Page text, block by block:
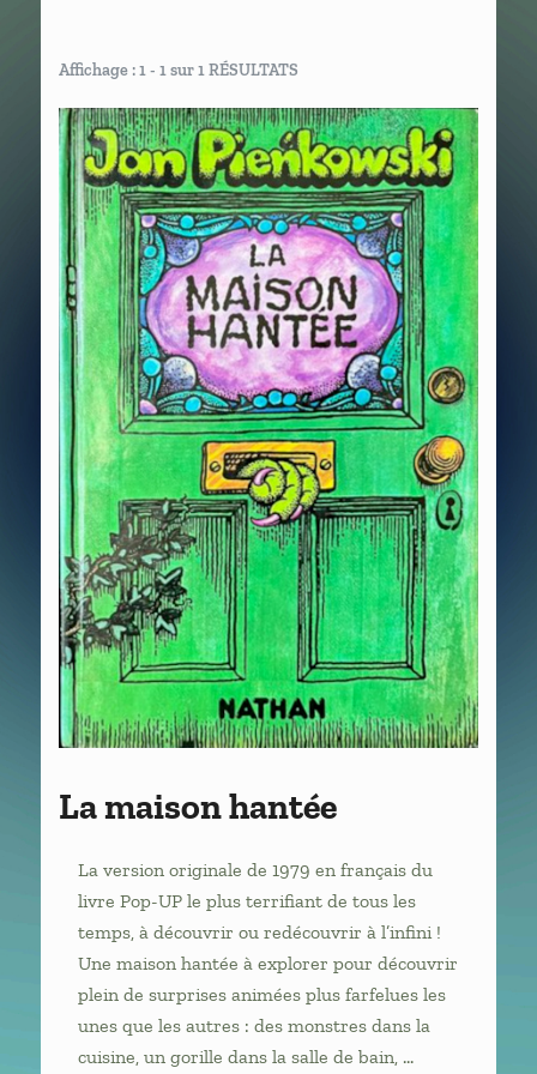
Affichage : 1 - 1 sur 1 RÉSULTATS
La maison hantée
La version originale de 1979 en français du
livre Pop-UP le plus terrifiant de tous les
temps, à découvrir ou redécouvrir à l’infini !
Une maison hantée à explorer pour découvrir
plein de surprises animées plus farfelues les
unes que les autres : des monstres dans la
cuisine, un gorille dans la salle de bain, …